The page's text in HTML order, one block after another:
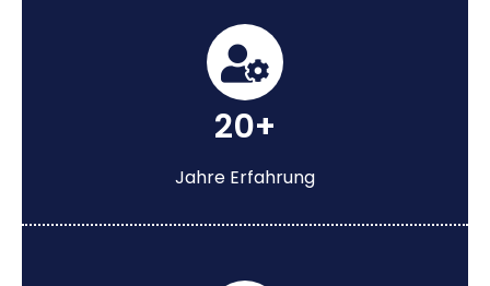
20+
Jahre Erfahrung